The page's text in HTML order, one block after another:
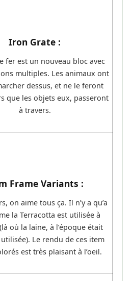
Iron Grate :
fer est un nouveau bloc avec
multiples. Les animaux ont
dessus, et ne le feront
que les objets eux, passeront
à travers.
Frame Variants :
on aime tous ça. Il n’y a qu’a
la Terracotta est utilisée à
où la laine, à l’époque était
Le rendu de ces item
est très plaisant à l’oeil.